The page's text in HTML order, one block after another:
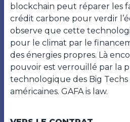
blockchain peut réparer les
crédit carbone pour verdir
observe que cette
pour le climat par le
des énergies propres. Là
pouvoir est verrouillé par la
technologique des Big Techs
américaines. GAFA is law.